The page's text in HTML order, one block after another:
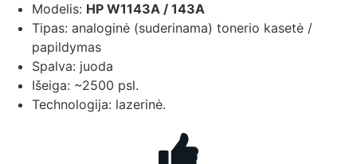
Modelis: HP W1143A / 143A
Tipas: analoginė (suderinama) tonerio kasetė /
papildymas
Spalva: juoda
Išeiga: ~2500 psl.
Technologija: lazerinė.